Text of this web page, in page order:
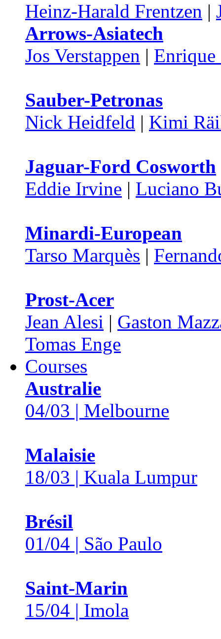
Heinz-Harald Frentzen |
Arrows-Asiatech
Jos Verstappen |
Sauber-Petronas
Nick Heidfeld | Kimi
Jaguar-Ford Cosworth
Eddie Irvine | Luciano
Minardi-European
Tarso Marquès |
Prost-Acer
Jean Alesi | Gaston
Tomas Enge
Courses
Australie
04/03 | Melbourne
Malaisie
18/03 | Kuala Lumpur
Brésil
01/04 | São Paulo
Saint-Marin
15/04 | Imola